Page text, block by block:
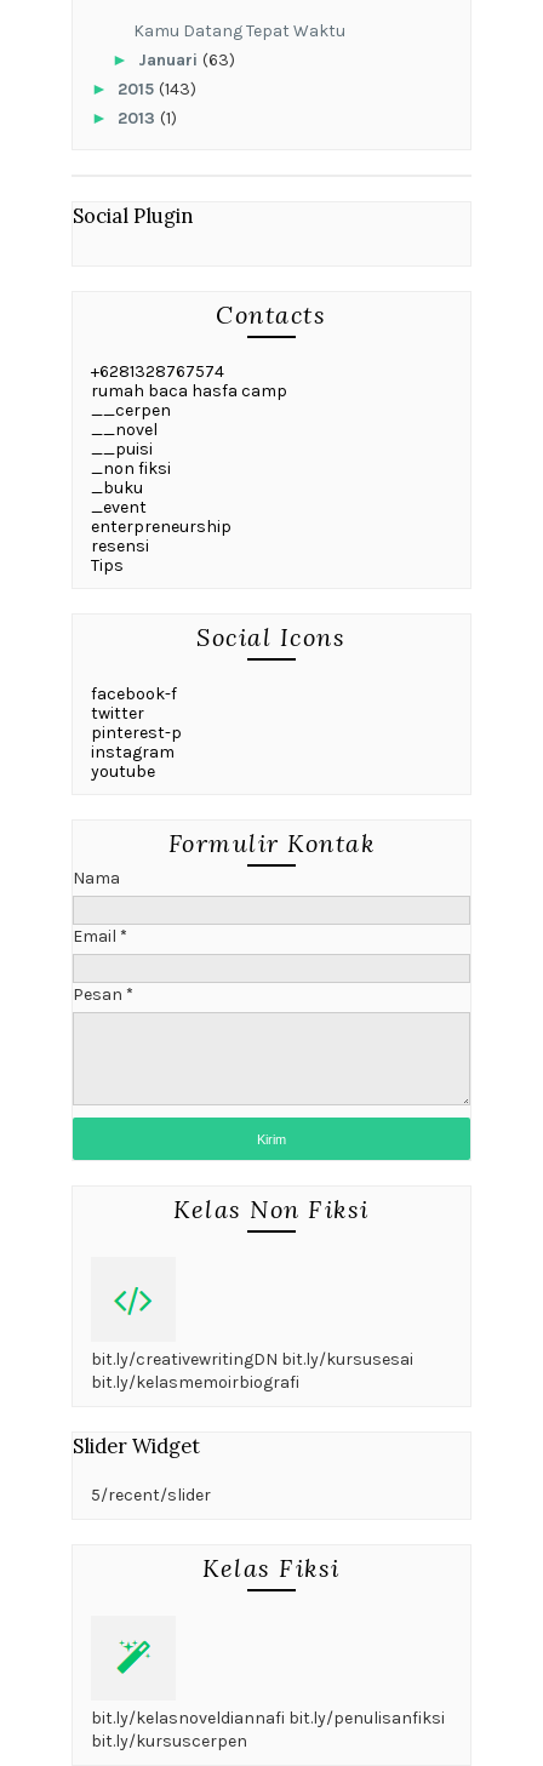
Kamu Datang Tepat Waktu
► Januari (63)
► 2015 (143)
► 2013 (1)
Social Plugin
Contacts
+6281328767574
rumah baca hasfa camp
__cerpen
__novel
__puisi
_non fiksi
_buku
_event
enterpreneurship
resensi
Tips
Social Icons
facebook-f
twitter
pinterest-p
instagram
youtube
Formulir Kontak
Nama
Email *
Pesan *
Kelas Non Fiksi
bit.ly/creativewritingDN bit.ly/kursusesai
bit.ly/kelasmemoirbiografi
Slider Widget
5/recent/slider
Kelas Fiksi
bit.ly/kelasnoveldiannafi bit.ly/penulisanfiksi
bit.ly/kursuscerpen